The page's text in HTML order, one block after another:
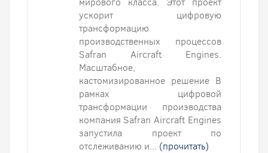
ускорит цифровую
трансформацию
производственных процессов
Safran Aircraft Engines.
Масштабное,
кастомизированное решение В
рамках цифровой
трансформации производства
компания Safran Aircraft Engines
запустила проект по
отслеживанию и... (прочитать)